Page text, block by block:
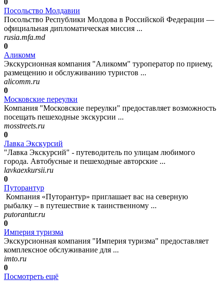
Посольство Молдавии
Посольство Республики Молдова в Российской Федерации —
официальная дипломатическая миссия ...
rusia.mfa.md
0
Аликомм
Экскурсионная компания "Аликомм" туроператор по приему,
размещению и обслуживанию туристов ...
alicomm.ru
0
Московские переулки
Компания "Московские переулки" предоставляет возможность
посещать пешеходные экскурсии ...
mosstreets.ru
0
Лавка Экскурсий
"Лавка Экскурсий" - путеводитель по улицам любимого
города. Автобусные и пешеходные авторские ...
lavkaexkursii.ru
0
Путорантур
Компания «Путорантур» приглашает вас на северную
рыбалку – в путешествие к таинственному ...
putorantur.ru
0
Империя туризма
Экскурсионная компания "Империя туризма" предоставляет
комплексное обслуживание для ...
imto.ru
0
Посмотреть ещё